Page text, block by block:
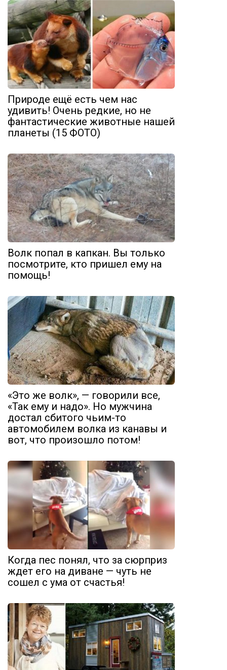
Природе ещё есть чем нас
удивить! Очень редкие, но не
фантастические животные нашей
планеты (15 ФОТО)
Волк попал в капкан. Вы только
посмотрите, кто пришел ему на
помощь!
«Это же волк», — говорили все,
«Так ему и надо». Но мужчина
достал сбитого чьим-то
автомобилем волка из канавы и
вот, что произошло потом!
Когда пес понял, что за сюрприз
ждет его на диване — чуть не
сошел с ума от счастья!